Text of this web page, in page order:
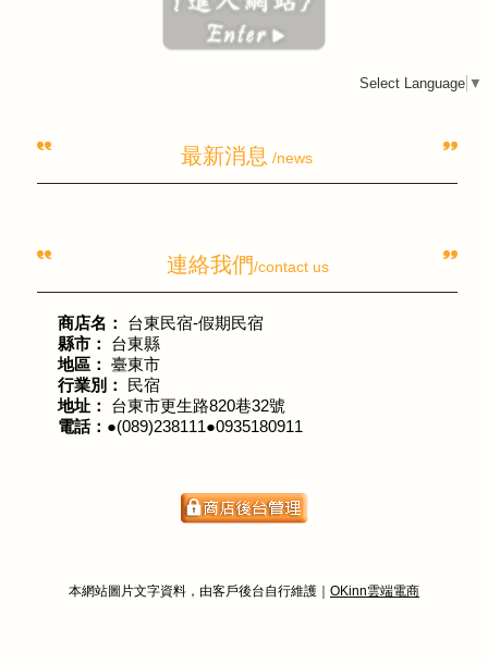
Select Language ▼
最新消息 /news
連絡我們/contact us
商店名：
台東民宿-假期民宿
縣市：
台東縣
地區： 臺東市
行業別：
民宿
地址：
台東市更生路820巷32號
電話： ●(089)238111●0935180911
本網站圖片文字資料，由客戶後台自行維護｜ OKinn雲端電商